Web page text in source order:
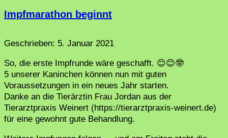
Impfmarathon beginnt
Geschrieben: 5. Januar 2021
So, die erste Impfrunde wäre geschafft. 😊😊🤓
5 unserer Kaninchen können nun mit guten
Voraussetzungen in ein neues Jahr starten.
Danke an die Tierärztin Frau Jordan aus der
Tierarztpraxis Weinert (https://tierarztpraxis-weinert.de)
für eine gewohnt gute Behandlung.